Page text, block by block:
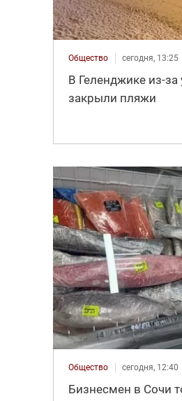
Общество сегодня, 13:25
В Геленджике из-
закрыли пляжи
Общество сегодня, 12:40
Бизнесмен в Сочи